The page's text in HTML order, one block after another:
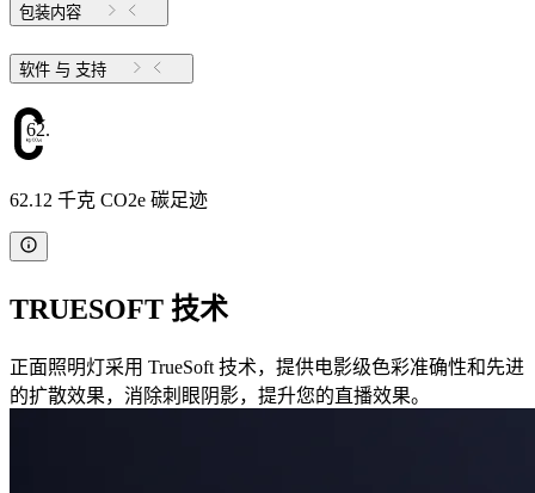
包装内容
软件 与 支持
62.12
62.12 千克 CO2e 碳足迹
TRUESOFT 技术
正面照明灯采用 TrueSoft 技术，提供电影级色彩准确性和先进
的扩散效果，消除刺眼阴影，提升您的直播效果。